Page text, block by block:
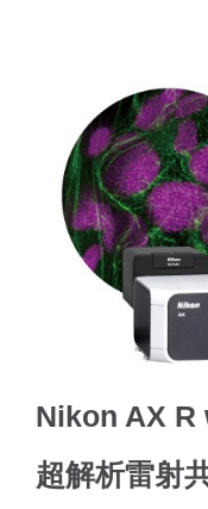
Nikon AX R
超解析雷射